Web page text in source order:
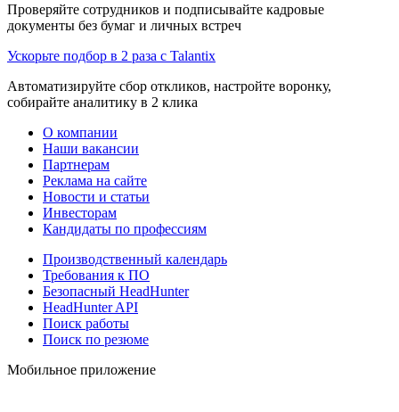
Проверяйте сотрудников и подписывайте кадровые
документы без бумаг и личных встреч
Ускорьте подбор в 2 раза с Talantix
Автоматизируйте сбор откликов, настройте воронку,
собирайте аналитику в 2 клика
О компании
Наши вакансии
Партнерам
Реклама на сайте
Новости и статьи
Инвесторам
Кандидаты по профессиям
Производственный календарь
Требования к ПО
Безопасный HeadHunter
HeadHunter API
Поиск работы
Поиск по резюме
Мобильное приложение